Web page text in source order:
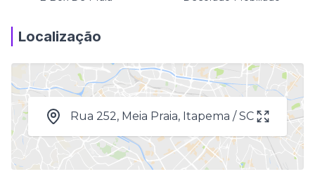
Localização
Rua 252, Meia Praia, Itapema / SC